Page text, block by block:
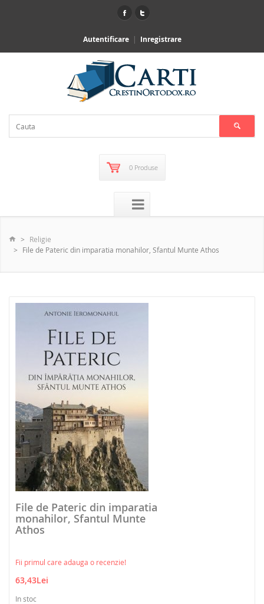
Autentificare Inregistrare
0 Produse
Religie
File de Pateric din imparatia monahilor, Sfantul Munte Athos
File de Pateric din imparatia
monahilor, Sfantul Munte
Athos
Fii primul care adauga o recenzie!
63,43Lei
In stoc